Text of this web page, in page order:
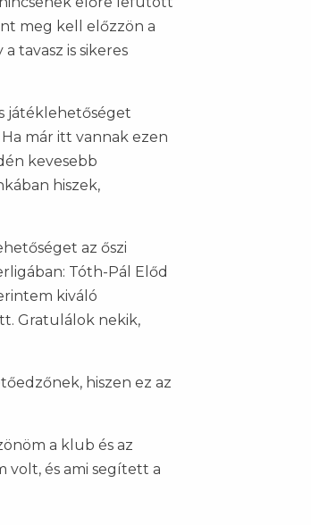
meg kell előzzön a
tavasz is sikeres
játéklehetőséget
már itt vannak ezen
kevesebb
hiszek,
az őszi
Tóth-Pál Előd
kiváló
Gratulálok nekik,
hiszen ez az
a klub és az
volt, és ami segített a